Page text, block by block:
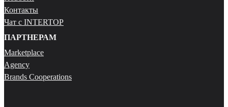
Контакты
Чат с INTERTOP
ПАРТНЕРАМ
Marketplace
Agency
Brands Cooperations